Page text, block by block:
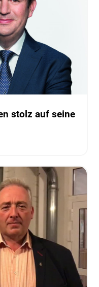
stolz auf seine